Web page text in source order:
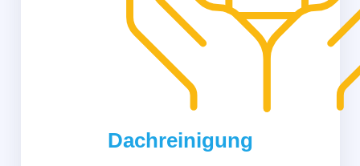
Dachreinigung